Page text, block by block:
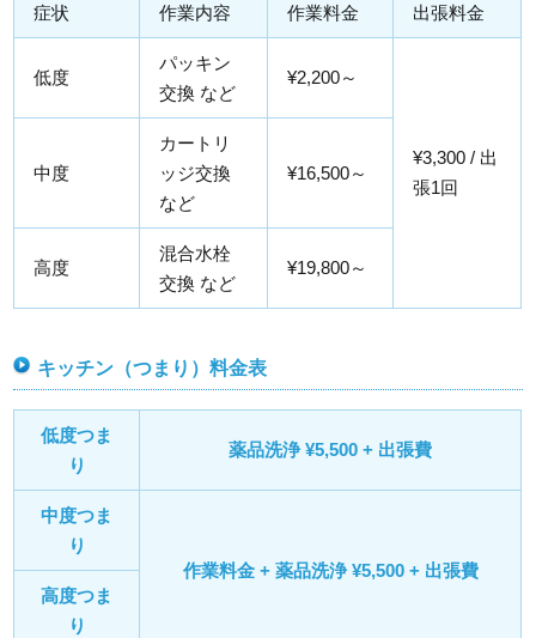
症状 作業内容 作業料金 出張料金
低度
パッキン
交換 など
¥2,200～
¥3,300 / 出
張1回
中度
カートリ
ッジ交換
など
¥16,500～
高度
混合水栓
交換 など
¥19,800～
キッチン（つまり）料金表
低度つま
り
薬品洗浄 ¥5,500 + 出張費
中度つま
り
作業料金 + 薬品洗浄 ¥5,500 + 出張費
高度つま
り